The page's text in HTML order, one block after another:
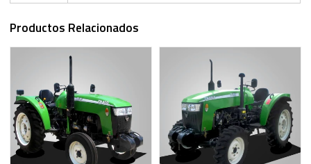
Productos Relacionados